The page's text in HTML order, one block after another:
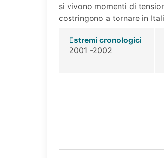
si vivono momenti di
costringono a tornare in
Estremi cronologici
2001 -2002